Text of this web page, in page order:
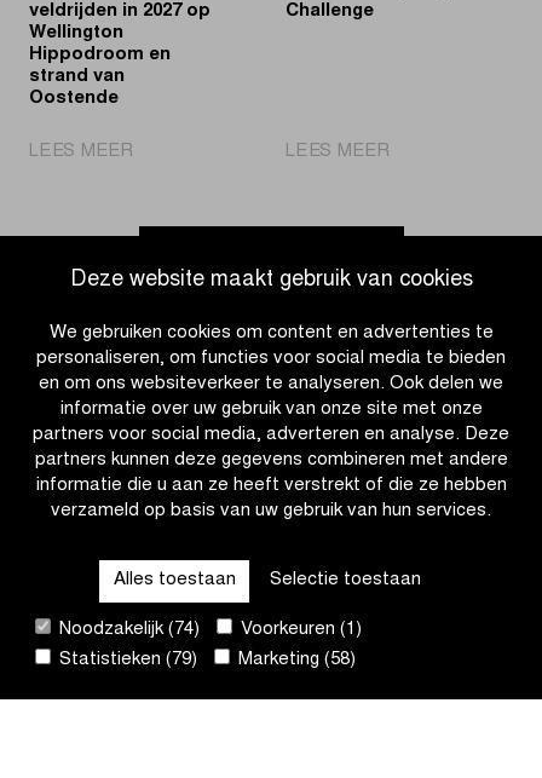
Deze website maakt gebruik van cookies
We gebruiken cookies om content en advertenties te
personaliseren, om functies voor social media te bieden
en om ons websiteverkeer te analyseren. Ook delen we
informatie over uw gebruik van onze site met onze
partners voor social media, adverteren en analyse. Deze
partners kunnen deze gegevens combineren met andere
informatie die u aan ze heeft verstrekt of die ze hebben
verzameld op basis van uw gebruik van hun services.
Alles toestaan Selectie toestaan
Noodzakelijk (74)
Voorkeuren (1)
Statistieken (79)
Marketing (58)
veldrijden in 2027 op
Wellington
Hippodroom en
strand van
Oostende
LEES MEER
regenboogtrui
UCI
veldrijden
in
2027
op
Wellington
Hippodroom
strand
Oostende
Challenge
LEES MEER
Partner
Heathland
en
Corporate
Cycling
Challenge
Ga naar nieuwsoverzicht
CATEGORIEËN